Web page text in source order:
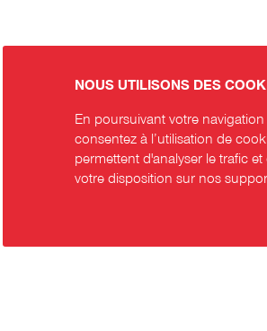
NOUS UTILISONS DES
En poursuivant votre
consentez à l’utilisation de
permettent d'analyser le trafic
votre disposition sur nos